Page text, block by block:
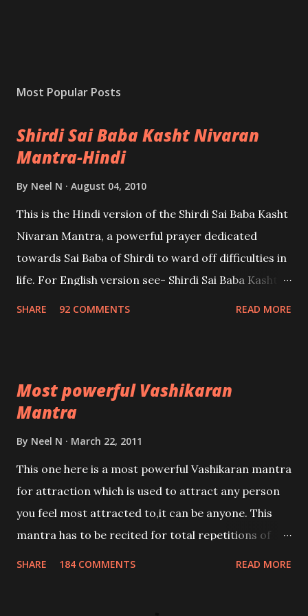
Most Popular Posts
Shirdi Sai Baba Kasht Nivaran
Mantra-Hindi
By Neel N August 04, 2010
This is the Hindi version of the Shirdi Sai Baba Kasht
Nivaran Mantra, a powerful prayer dedicated
towards Sai Baba of Shirdi to ward off difficulties in
life. For English version see- Shirdi Sai Baba Kasht
SHARE 92 COMMENTS READ MORE
Most powerful Vashikaran
Mantra
By Neel N March 22, 2011
This one here is a most powerful Vashikaran mantra
for attraction which is used to attract any person
you feel most attracted to,it can be anyone. This
mantra has to be recited for total repetitions of
SHARE 184 COMMENTS READ MORE